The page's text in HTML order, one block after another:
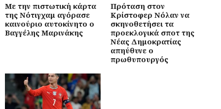
Με την πιστωτική κάρτα
της Νότιγχαμ αγόρασε
καινούριο αυτοκίνητο ο
Βαγγέλης Μαρινάκης
Πρόταση στον
Κρίστοφερ Νόλαν να
σκηνοθετήσει τα
προεκλογικά σποτ της
Νέας Δημοκρατίας
απηύθυνε ο
πρωθυπουργός